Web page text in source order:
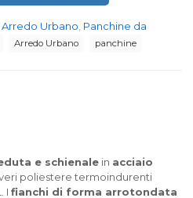
Arredo Urbano Panchine da
Arredo Urbano panchine
e schienale in acciaio
poliestere termoindurenti
Ifianchi di forma arrotondata